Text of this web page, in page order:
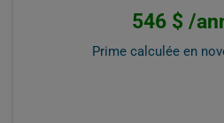
546 $ /
Prime calculée en